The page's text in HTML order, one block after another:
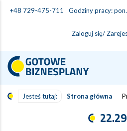
+48 729-475-711 Godziny pracy:
Zaloguj się/
Jesteś tutaj: Strona główna